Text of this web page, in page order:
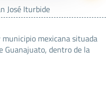
José Iturbide
mexicana situada
Guanajuato, dentro de la